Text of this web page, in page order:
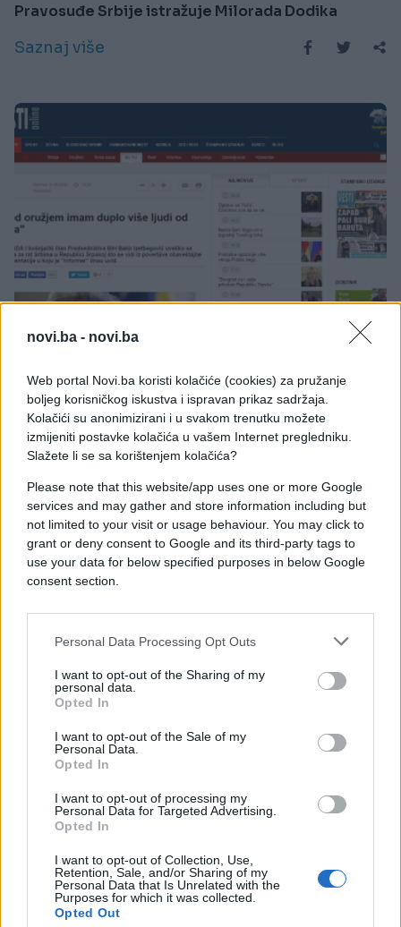
novi.ba - novi.ba
Web portal Novi.ba koristi kolačiće (cookies) za pružanje
boljeg korisničkog iskustva i ispravan prikaz sadržaja.
Kolačići su anonimizirani i u svakom trenutku možete
izmijeniti postavke kolačića u vašem Internet pregledniku.
Slažete li se sa korištenjem kolačića?
Please note that this website/app uses one or more Google
services and may gather and store information including but
not limited to your visit or usage behaviour. You may click to
grant or deny consent to Google and its third-party tags to
use your data for below specified purposes in below Google
consent section.
Personal Data Processing Opt Outs
I want to opt-out of the Sharing of my
personal data.
Opted In
I want to opt-out of the Sale of my
Personal Data.
Opted In
I want to opt-out of processing my
Personal Data for Targeted Advertising.
Opted In
I want to opt-out of Collection, Use,
Retention, Sale, and/or Sharing of my
Personal Data that Is Unrelated with the
Purposes for which it was collected.
Opted Out
Pravosuđe Srbije istražuje Milorada Dodika
Saznaj više
AKTUELNO
01.09.16. 18:21
Kako su srbijanski mediji izvještavali nakon
sjednice PIC-a
Saznaj više
REGION
Šešelj: RS ne treba da odustane od referenduma